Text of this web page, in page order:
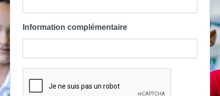
Information complémentaire